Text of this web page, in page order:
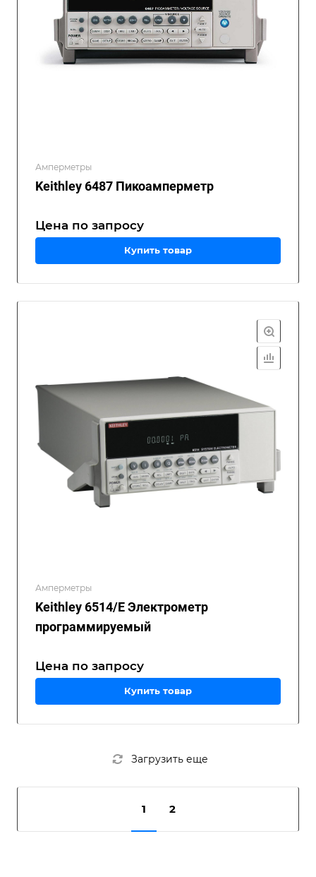
Амперметры
Keithley 6487 Пикоамперметр
Цена по запросу
Купить товар
Амперметры
Keithley 6514/E Электрометр
программируемый
Цена по запросу
Купить товар
Загрузить еще
1 2